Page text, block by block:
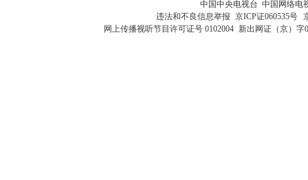
中国中央电视台 中国网络电
违法和不良信息举报 京ICP证060535号
网上传播视听节目许可证号 0102004 新出网证（京）